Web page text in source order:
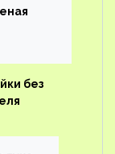
без